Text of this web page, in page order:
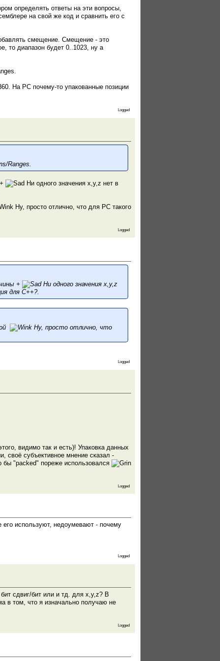
определять ответы на эти вопросы,
на свой же код и сравнить его с
смещение. Смещение - это
то диапазон будет 0..1023, ну а
На PC почему-то упакованные позиции
Logged
Ranges.
Ни одного значения x,y,z нет в
Ну, просто отлично, что для PC такого
Logged
+
Ни одного значения x,y,z
для С++?.
Ну, просто отлично, что
Logged
видимо так и есть)! Упаковка данных
своё субъективное мнение сказал -
бы "packed" пореже использовался
Logged
его используют, недоумевают - почему
Logged
сдвиг/бит или и тд. для x,y,z? В
в том, что я изначально получаю не
Logged